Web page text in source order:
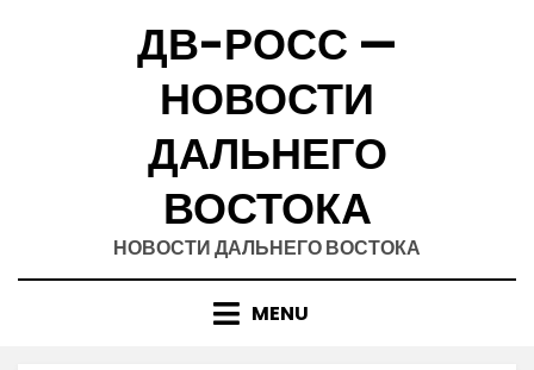
ДВ-РОСС —
НОВОСТИ
ДАЛЬНЕГО
ВОСТОКА
НОВОСТИ ДАЛЬНЕГО ВОСТОКА
MENU